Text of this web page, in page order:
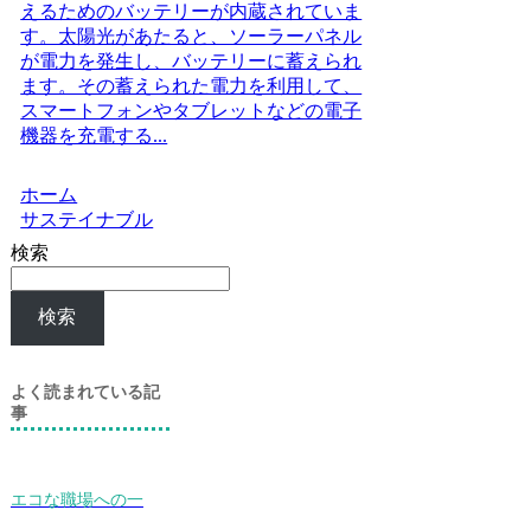
えるためのバッテリーが内蔵されていま
す。太陽光があたると、ソーラーパネル
が電力を発生し、バッテリーに蓄えられ
ます。その蓄えられた電力を利用して、
スマートフォンやタブレットなどの電子
機器を充電する...
ホーム
サステイナブル
検索
検索
よく読まれている記
事
エコな職場への一